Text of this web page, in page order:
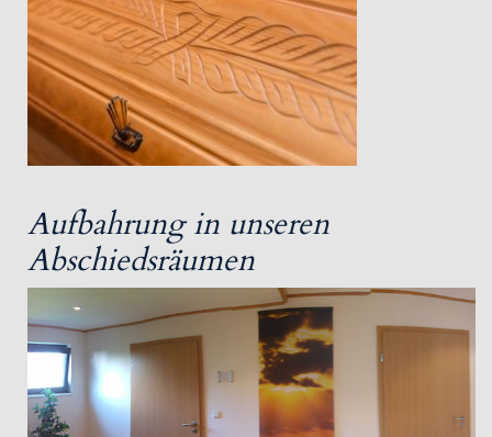
Aufbahrung in unseren
Abschiedsräumen